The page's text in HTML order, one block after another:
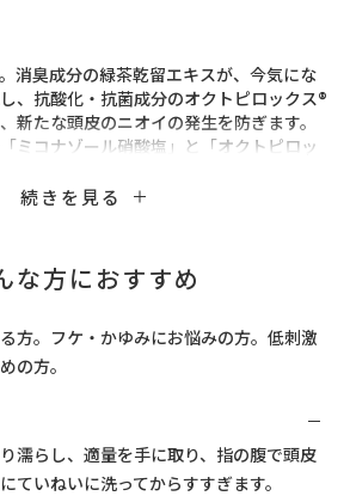
消臭成分の緑茶乾留エキスが、今気にな
、抗酸化・抗菌成分のオクトピロックス®
新たな頭皮のニオイの発生を防ぎます。
ミコナゾール硝酸塩」と「オクトピロッ
ラルの香り。低刺激性。
ニオヒドロキシプロピルヒドロキシエチ
ロクトンオラミン）はクラリアント社の
ミコナゾール硝酸塩」
トピロックス®」
ス」
続きを見る
な方におすすめ
方。フケ・かゆみにお悩みの方。低刺激
の方。
濡らし、適量を手に取り、指の腹で頭皮
ていねいに洗ってからすすぎます。